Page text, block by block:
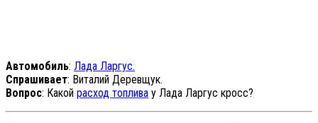
Автомобиль: Лада Ларгус.
Спрашивает: Виталий Деревщук.
Вопрос: Какой расход топлива у Лада Ларгус кросс?